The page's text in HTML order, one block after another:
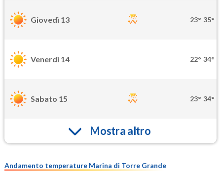
Giovedì 13 23° 35°
Venerdì 14 22° 34°
Sabato 15 23° 34°
Mostra altro
Andamento temperature Marina di Torre Grande